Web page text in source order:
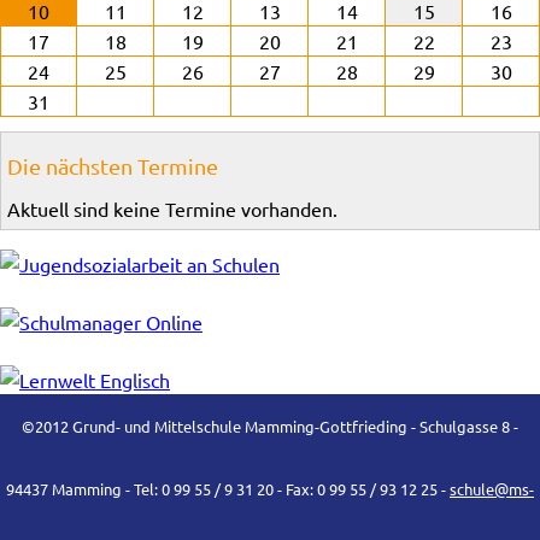
10
11 12 13 14 15
16
17
18 19 20 21 22
23
24
25 26 27 28 29
30
31
Die nächsten Termine
Aktuell sind keine Termine vorhanden.
©2012 Grund- und Mittelschule Mamming-Gottfrieding - Schulgasse 8 -
94437 Mamming - Tel: 0 99 55 / 9 31 20 - Fax: 0 99 55 / 93 12 25 -schule@ms-